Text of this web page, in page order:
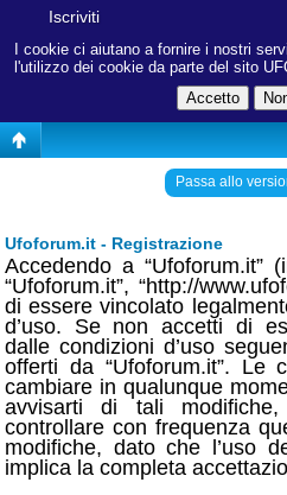
I cookie ci aiutano a fornire i nostri
l'utilizzo dei cookie da parte del sito
Iscriviti
Passa allo
Ufoforum.it - Registrazione
Accedendo a “Ufoforum.it”
“Ufoforum.it”, “http://
di essere vincolato
d’uso. Se non accetti di
dalle condizioni d’uso
offerti da “Ufoforum.it”. Le
cambiare in qualunque
avvisarti di tali
controllare con frequenza
modifiche, dato che l’uso
implica la completa